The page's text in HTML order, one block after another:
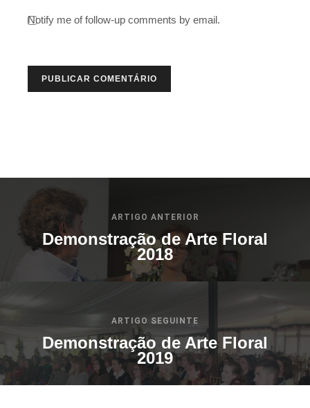
Notify me of follow-up comments by email.
ARTIGO ANTERIOR
Demonstração de Arte Floral
2018
ARTIGO SEGUINTE
Demonstração de Arte Floral
2019